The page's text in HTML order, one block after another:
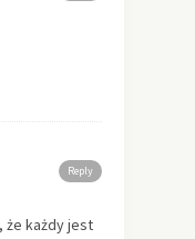
Reply
że każdy jest